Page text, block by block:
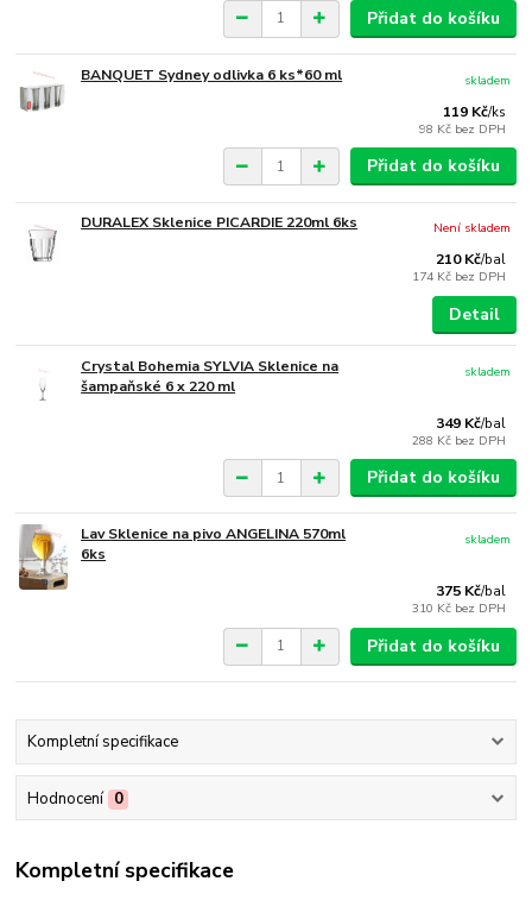
Přidat do košíku
BANQUET Sydney odlivka 6 ks*60 ml
119 Kč/ks
98 Kč bez DPH
skladem
Přidat do košíku
DURALEX Sklenice PICARDIE 220ml 6ks
210 Kč/bal
174 Kč bez DPH
Není skladem
Detail
Crystal Bohemia SYLVIA Sklenice na
šampaňské 6 x 220 ml
349 Kč/bal
288 Kč bez DPH
skladem
Přidat do košíku
Lav Sklenice na pivo ANGELINA 570ml
6ks
375 Kč/bal
310 Kč bez DPH
skladem
Přidat do košíku
Kompletní specifikace
Hodnocení 0
Kompletní specifikace